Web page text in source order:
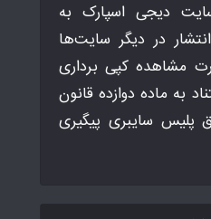
دیجی اسپارک به
در دیگر سایت‌ها
مشاهده کپی برداری
به ماده دوازده قانون
پلیس سایبری پیگیری